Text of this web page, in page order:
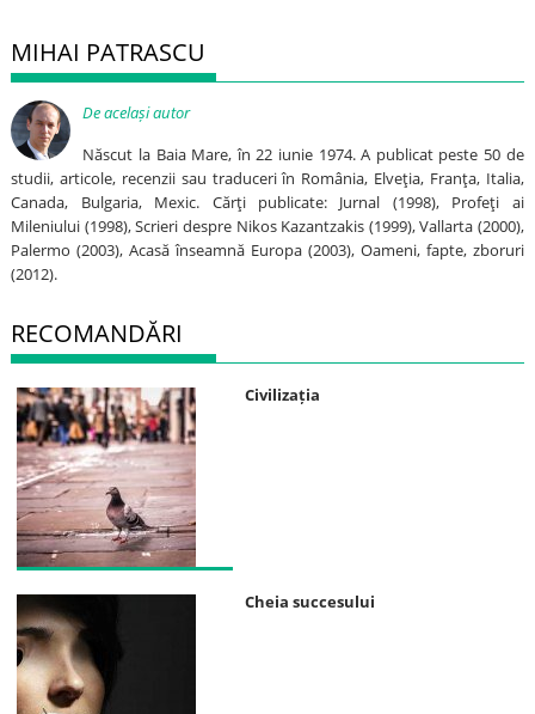
MIHAI PATRASCU
De același autor
Născut la Baia Mare, în 22 iunie 1974. A publicat peste 50 de
studii, articole, recenzii sau traduceri în România, Elveţia, Franţa, Italia,
Canada, Bulgaria, Mexic. Cărţi publicate: Jurnal (1998), Profeţi ai
Mileniului (1998), Scrieri despre Nikos Kazantzakis (1999), Vallarta (2000),
Palermo (2003), Acasă înseamnă Europa (2003), Oameni, fapte, zboruri
(2012).
RECOMANDĂRI
Civilizația
Cheia succesului